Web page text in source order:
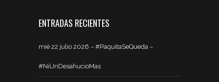
ENTRADAS RECIENTES
mié 22 julio 2026 – #PaquitaSeQueda –
#NiUnDesahucioMas